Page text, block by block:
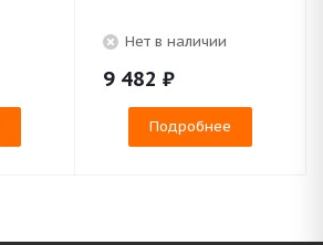
Нет в наличии
9 482 ₽
Подробнее